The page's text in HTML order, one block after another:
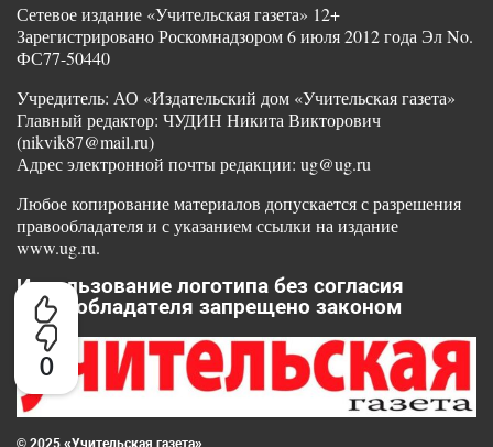
0
Сетевое издание «Учительская газета» 12+
Зарегистрировано Роскомнадзором 6 июля 2012 года Эл No.
ФС77-50440
Учредитель: АО «Издательский дом «Учительская газета»
Главный редактор: ЧУДИН Никита Викторович
(nikvik87@mail.ru)
Адрес электронной почты редакции: ug@ug.ru
Любое копирование материалов допускается с разрешения
правообладателя и с указанием ссылки на издание
www.ug.ru.
Использование логотипа без согласия
правообладателя запрещено законом